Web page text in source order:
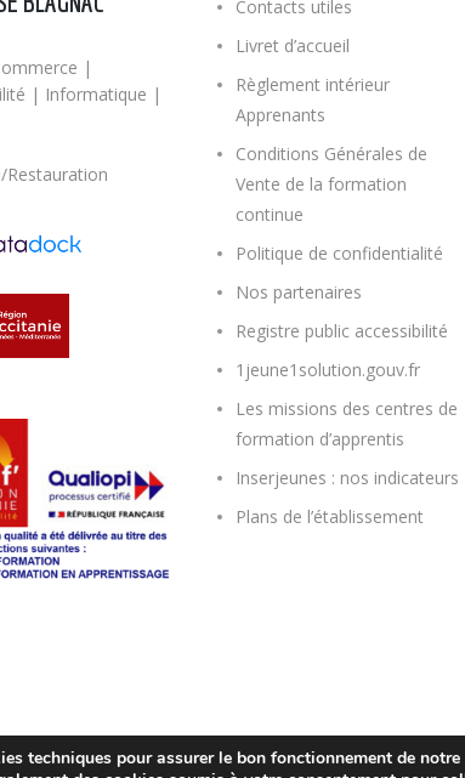
|
| Informatique |
Restauration
Contacts utiles
Livret d’accueil
Règlement intérieur
Apprenants
Conditions Générales de
Vente de la formation
continue
Politique de confidentialité
Nos partenaires
Registre public accessibilité
1jeune1solution.gouv.fr
Les missions des centres de
formation d’apprentis
Inserjeunes : nos indicateurs
Plans de l’établissement
techniques pour assurer le bon fonctionnement de